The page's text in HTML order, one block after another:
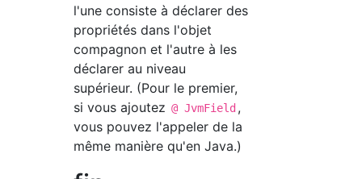
l'une consiste à déclarer des
propriétés dans l'objet
compagnon et l'autre à les
déclarer au niveau
supérieur. (Pour le premier,
si vous ajoutez @ JvmField ,
vous pouvez l'appeler de la
même manière qu'en Java.)